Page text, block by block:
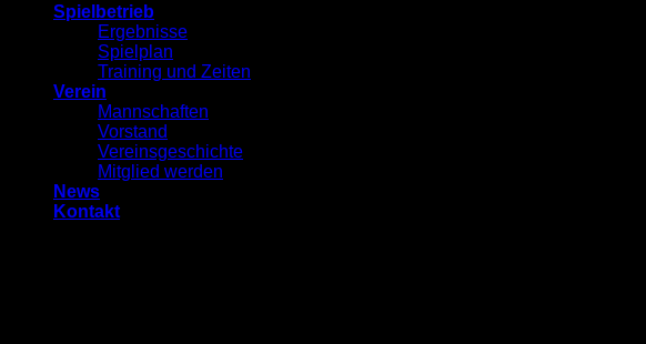
Spielbetrieb
Ergebnisse
Spielplan
Training und Zeiten
Verein
Mannschaften
Vorstand
Vereinsgeschichte
Mitglied werden
News
Kontakt